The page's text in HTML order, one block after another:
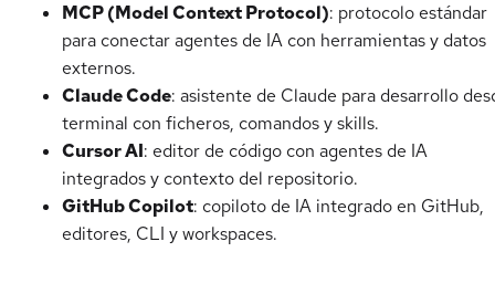
MCP (Model Context Protocol): protocolo estándar
para conectar agentes de IA con herramientas y datos
externos.
Claude Code: asistente de Claude para desarrollo
terminal con ficheros, comandos y skills.
Cursor AI: editor de código con agentes de IA
integrados y contexto del repositorio.
GitHub Copilot: copiloto de IA integrado en GitHub,
editores, CLI y workspaces.